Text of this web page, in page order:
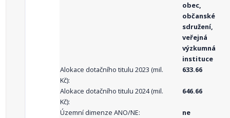
obec,
občanské
sdružení,
veřejná
výzkumná
instituce
Alokace dotačního titulu 2023 (mil.
Kč):
633.66
Alokace dotačního titulu 2024 (mil.
Kč):
646.66
Územní dimenze ANO/NE:
ne